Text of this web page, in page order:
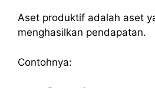
Aset produktif adalah aset
menghasilkan pendapatan.
Contohnya: